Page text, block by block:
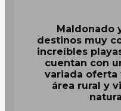
Maldonado
destinos muy
increíbles
cuentan con
variada oferta
área rural y